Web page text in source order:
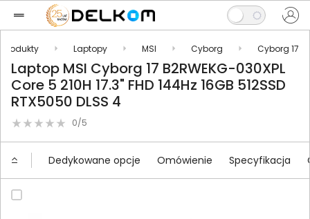
Produkty Laptopy MSI Cyborg Cyborg 17
Laptop MSI Cyborg 17 B2RWEKG-030XPL
Core 5 210H 17.3" FHD 144Hz 16GB 512SSD
RTX5050 DLSS 4
0/5
Dedykowane opcje Omówienie Specyfikacja